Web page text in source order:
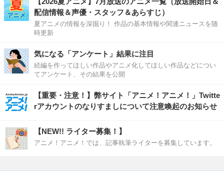
配信情報＆声優・スタッフ＆あらすじ）
夏アニメの情報を深掘り！ 作品の基本情報や関連ニュースを随
時更新
気になる「アンケート」結果に注目
続編を作ってほしい作品やアニメ化してほしい作品などについ
てアンケート、その結果を公開
【重要・注意！】弊サイト「アニメ！アニメ！」Twitte
rアカウントのなりすましについて注意喚起のお知らせ
【NEW!! ライター募集！】
アニメ！アニメ！では、記事執筆ライターを募集しています。